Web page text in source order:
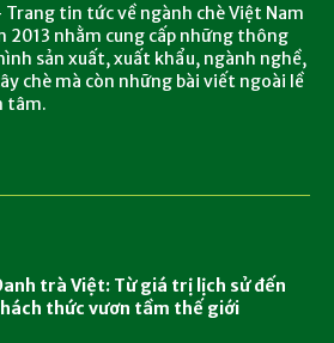
Trang tin tức về ngành chè Việt Nam
2013 nhằm cung cấp những thông
sản xuất, xuất khẩu, ngành nghề,
chè mà còn những bài viết ngoài lề
tâm.
trà Việt: Từ giá trị lịch sử đến
thức vươn tầm thế giới